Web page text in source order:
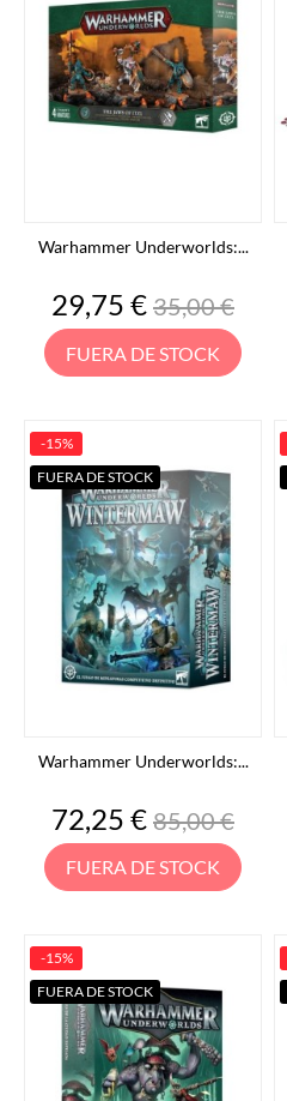
Warhammer Underworlds:...
Precio
29,75 €Precio
base
35,00 €
FUERA DE STOCK
Warhammer Underworlds:...
Precio
72,25 €Precio
base
85,00 €
FUERA DE STOCK
-15%
FUERA DE STOCK
-15%
FUERA DE STOCK